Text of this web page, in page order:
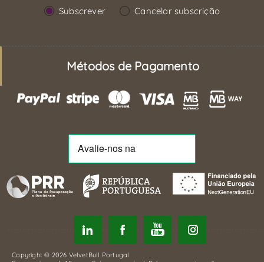
Subscrever Cancelar subscrição
Métodos de Pagamento
Copyright © 2026 VelvetBull Portugal